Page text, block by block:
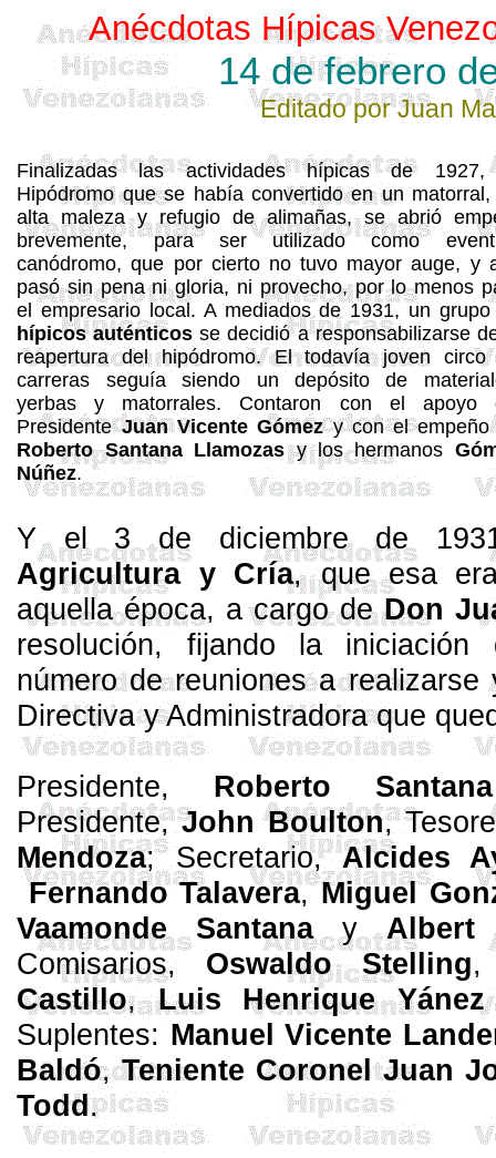
Anécdotas Hípicas
14 de febrero
Editado por Juan
Finalizadas las actividades hípicas de
Hipódromo que se había convertido en un
alta maleza y refugio de alimañas, se abrió
brevemente, para ser utilizado como
canódromo, que por cierto no tuvo mayor auge, y
pasó sin pena ni gloria, ni provecho, por lo menos
el empresario local. A mediados de 1931, un
hípicos auténticos se decidió a responsabilizarse
reapertura del hipódromo. El todavía joven circo
carreras seguía siendo un depósito de
yerbas y matorrales. Contaron con el apoyo
PresidenteJuan Vicente Gómezy con el empeño
Roberto Santana Llamozasy los hermanos
Núñez.
Y el 3 de diciembre de
Agricultura y Cría, que esa
aquella época, a cargo deDon
resolución, fijando la
número de reuniones a
Directiva y Administradora que
Presidente, Roberto
Presidente,John Boulton,
Mendoza; Secretario,Alcides
Fernando Talavera,Miguel
VaamondeSantanay
Comisarios, OswaldoStelling
Castillo,Luis Henrique
Suplentes: Manuel Vicente
Baldó,Teniente Coronel Juan
Todd.